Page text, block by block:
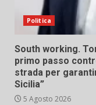
Politica
South working.
primo passo
strada per
Sicilia”
5 Agosto 2026